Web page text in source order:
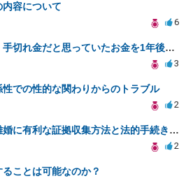
容について
6
ダブル不倫・借金・手切れ金だと思っていたお金を1年後いまさら脅迫罪として通知書が来てまとめて請求
3
での性的な関わりからのトラブル
2
不貞行為に対する離婚に有利な証拠収集方法と法的手続きについて
2
ことは可能なのか？